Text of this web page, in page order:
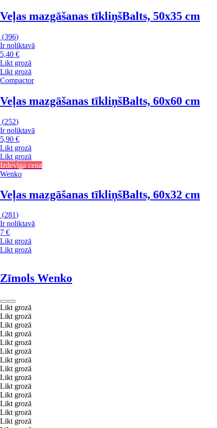
Veļas mazgāšanas tīkliņšBalts, 50x35 cm
(396)
Ir noliktavā
5,40 €
Likt grozā
Likt grozā
Compactor
Veļas mazgāšanas tīkliņšBalts, 60x60 cm
(252)
Ir noliktavā
5,90 €
Likt grozā
Likt grozā
Izdevīga cena
Wenko
Veļas mazgāšanas tīkliņšBalts, 60x32 cm
(281)
Ir noliktavā
7 €
Likt grozā
Likt grozā
Zīmols Wenko
Likt grozā
Likt grozā
Likt grozā
Likt grozā
Likt grozā
Likt grozā
Likt grozā
Likt grozā
Likt grozā
Likt grozā
Likt grozā
Likt grozā
Likt grozā
Likt grozā